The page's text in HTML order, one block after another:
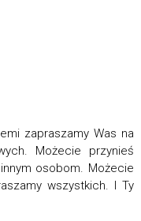
zapraszamy Was na
Możecie przynieś
osobom. Możecie
wszystkich. I Ty